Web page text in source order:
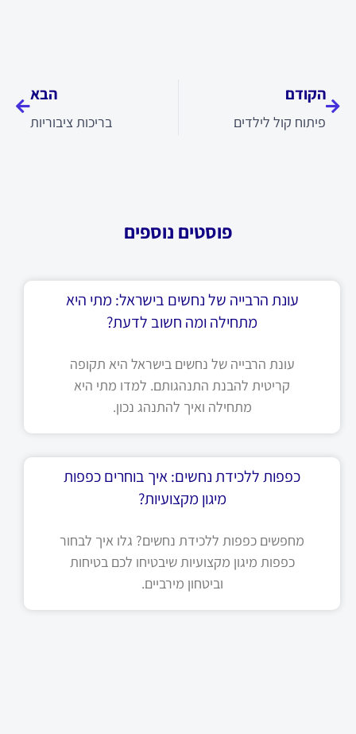
הקודם
פיתוח קול לילדים
הבא
בריכות ציבוריות
פוסטים נוספים
עונת הרבייה של נחשים בישראל: מתי היא
מתחילה ומה חשוב לדעת?
עונת הרבייה של נחשים בישראל היא תקופה
קריטית להבנת התנהגותם. למדו מתי היא
מתחילה ואיך להתנהג נכון.
כפפות ללכידת נחשים: איך בוחרים כפפות
מיגון מקצועיות?
מחפשים כפפות ללכידת נחשים? גלו איך לבחור
כפפות מיגון מקצועיות שיבטיחו לכם בטיחות
וביטחון מירביים.